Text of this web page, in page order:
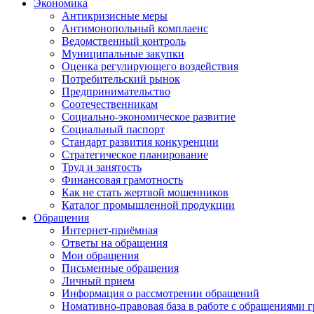
Экономика
Антикризисные меры
Антимонопольный комплаенс
Ведомственный контроль
Муниципальные закупки
Оценка регулирующего воздействия
Потребительский рынок
Предпринимательство
Соотечественникам
Социально-экономическое развитие
Социальный паспорт
Стандарт развития конкуренции
Стратегическое планирование
Труд и занятость
Финансовая грамотность
Как не стать жертвой мошенников
Каталог промышленной продукции
Обращения
Интернет-приёмная
Ответы на обращения
Мои обращения
Письменные обращения
Личный прием
Информация о рассмотрении обращений
Номативно-правовая база в работе с обращениями